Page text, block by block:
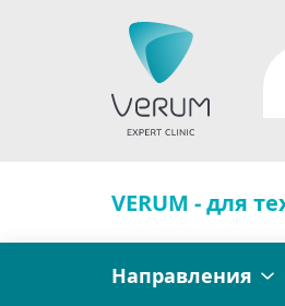
VERUM - для
Направления